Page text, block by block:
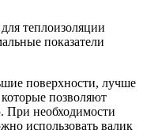
теплоизоляции
показатели
поверхности, лучше
позволяют
При необходимости
использовать валик